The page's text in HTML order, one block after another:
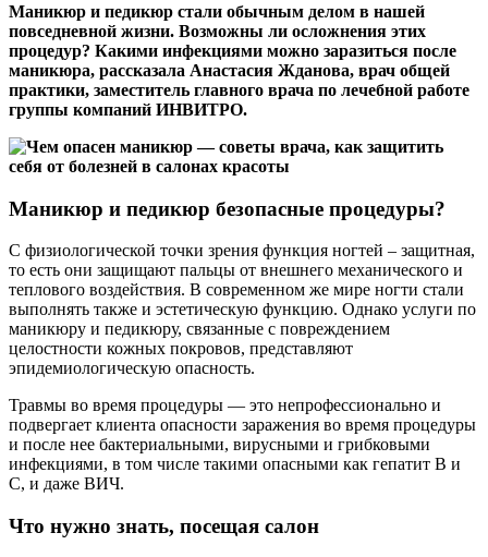
Маникюр и педикюр стали обычным делом в нашей
повседневной жизни. Возможны ли осложнения этих
процедур? Какими инфекциями можно заразиться после
маникюра, рассказала Анастасия Жданова, врач общей
практики, заместитель главного врача по лечебной работе
группы компаний ИНВИТРО.
Маникюр и педикюр безопасные процедуры?
С физиологической точки зрения функция ногтей – защитная,
то есть они защищают пальцы от внешнего механического и
теплового воздействия. В современном же мире ногти стали
выполнять также и эстетическую функцию. Однако услуги по
маникюру и педикюру, связанные с повреждением
целостности кожных покровов, представляют
эпидемиологическую опасность.
Травмы во время процедуры — это непрофессионально и
подвергает клиента опасности заражения во время процедуры
и после нее бактериальными, вирусными и грибковыми
инфекциями, в том числе такими опасными как гепатит В и
С, и даже ВИЧ.
Что нужно знать, посещая салон